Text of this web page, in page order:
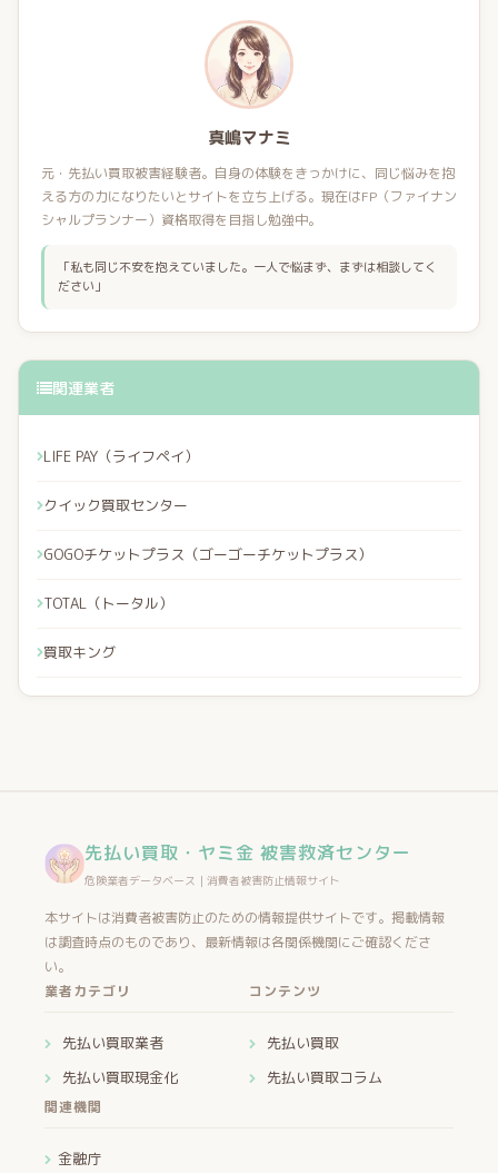
真嶋マナミ
元・先払い買取被害経験者。自身の体験をきっかけに、同じ悩みを抱
える方の力になりたいとサイトを立ち上げる。現在はFP（ファイナン
シャルプランナー）資格取得を目指し勉強中。
「私も同じ不安を抱えていました。一人で悩まず、まずは相談してく
ださい」
関連業者
LIFE PAY（ライフペイ）
クイック買取センター
GOGOチケットプラス（ゴーゴーチケットプラス）
TOTAL（トータル）
買取キング
先払い買取・ヤミ金 被害救済センター
危険業者データベース｜消費者被害防止情報サイト
本サイトは消費者被害防止のための情報提供サイトです。掲載情報
は調査時点のものであり、最新情報は各関係機関にご確認くださ
い。
業者カテゴリ
先払い買取業者
先払い買取現金化
コンテンツ
先払い買取
先払い買取コラム
関連機関
金融庁